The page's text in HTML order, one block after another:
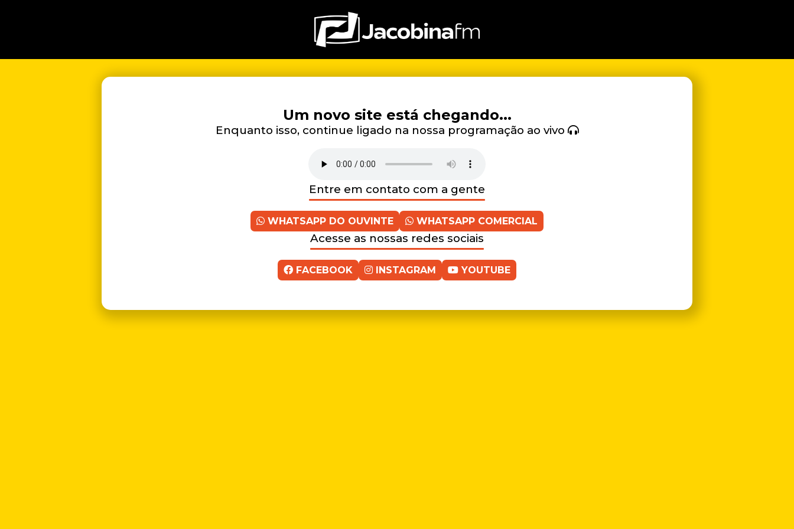
Um novo site está chegando...
Enquanto isso, continue ligado na nossa programação ao vivo
Entre em contato com a gente
WHATSAPP DO OUVINTE WHATSAPP COMERCIAL
Acesse as nossas redes sociais
FACEBOOK INSTAGRAM YOUTUBE